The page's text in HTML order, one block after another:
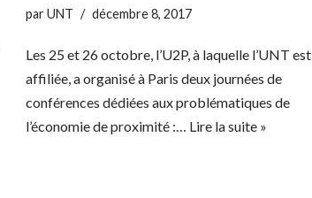
parUNT décembre 8, 2017
Les 25 et 26 octobre, l’U2P, à laquelle l’UNT est
affiliée, a organisé à Paris deux journées de
conférences dédiées aux problématiques de
l’économie de proximité :… Lire la suite »